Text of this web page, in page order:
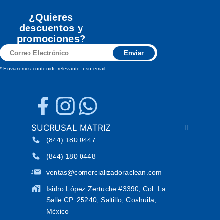
¿Quieres
descuentos y
promociones?
Correo
Electrónico
Enviar
* Enviaremos contenido relevante a su email
SUCRUSAL MATRIZ
(844) 180 0447
(844) 180 0448
ventas@comercializadoraclean.com
Isidro López Zertuche #3390, Col. La
Salle CP. 25240, Saltillo, Coahuila,
México